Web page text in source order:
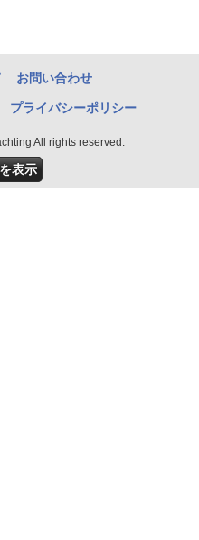
お問い合わせ
プライバシーポリシー
All rights reserved.
表示